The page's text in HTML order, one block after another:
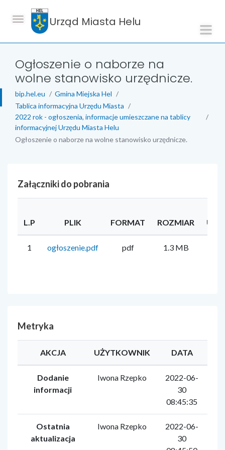
Urząd Miasta Helu
Ogłoszenie o naborze na
wolne stanowisko urzędnicze.
bip.hel.eu
Gmina Miejska Hel
Tablica informacyjna Urzędu Miasta
2022 rok - ogłoszenia, informacje umieszczane na tablicy
informacyjnej Urzędu Miasta Helu
Ogłoszenie o naborze na wolne stanowisko urzędnicze.
Załączniki do pobrania
L.P PLIK FORMAT ROZMIAR
1 ogłoszenie.pdf pdf 1.3 MB
Metryka
AKCJA UŻYTKOWNIK DATA
Dodanie
informacji
Iwona Rzepko
2022-06-
30
08:45:35
Ostatnia
aktualizacja
Iwona Rzepko
2022-06-
30